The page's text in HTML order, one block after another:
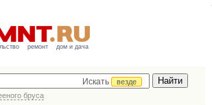
ремонт дом и дача
Искать
везде
бруса